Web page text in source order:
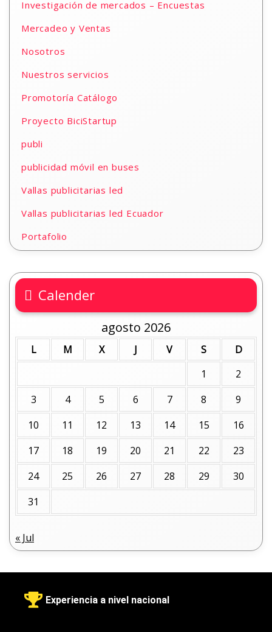
Investigación de mercados – Encuestas
Mercadeo y Ventas
Nosotros
Nuestros servicios
Promotoría Catálogo
Proyecto BiciStartup
publi
publicidad móvil en buses
Vallas publicitarias led
Vallas publicitarias led Ecuador
Portafolio
Calender
agosto 2026
L M X J V S
D
1
2
3
4 5 6 7 8
9
10
11 12 13 14 15
16
17
18 19 20 21 22
23
24
25 26 27 28 29
30
31
« Jul
Experiencia a nivel nacional